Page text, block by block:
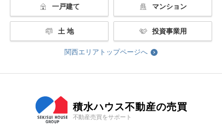
一戸建て マンション
土 地 投資事業用
関西エリアトップページへ
積水ハウス不動産の売買
不動産売買をサポート